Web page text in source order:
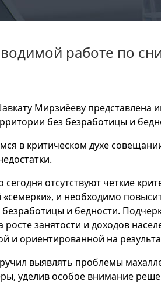
работе по
Мирзиёеву
без безработицы и
в критическом духе
сегодня отсутствуют четкие
«семерки», и необходимо
и бедности.
росте занятости и доходов
и ориентированной на
выявлять проблемы
уделив особое внимание